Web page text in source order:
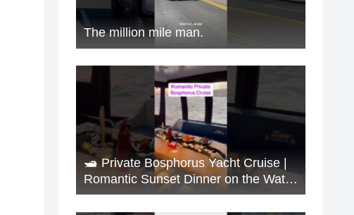
The million mile man.
🛥️ Private Bosphorus Yacht Cruise |
Romantic Sunset Dinner on the Water
🇹🇷✨